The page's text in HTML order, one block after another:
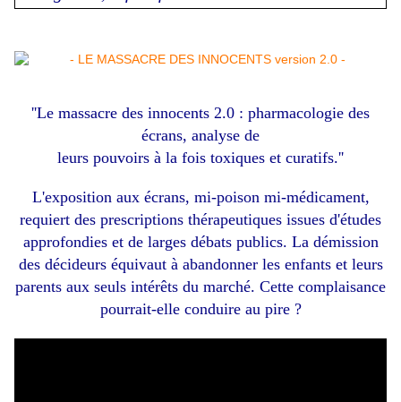
''Le massacre des innocents 2.0 : pharmacologie des
écrans, analyse de
leurs pouvoirs à la fois toxiques et curatifs.''
L'exposition aux écrans, mi-poison mi-médicament,
requiert des prescriptions thérapeutiques issues d'études
approfondies et de larges débats publics. La démission
des décideurs équivaut à abandonner les enfants et leurs
parents aux seuls intérêts du marché. Cette complaisance
pourrait-elle conduire au pire ?